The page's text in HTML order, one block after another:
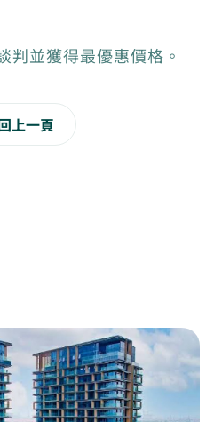
判並獲得最優惠價格。
上一頁